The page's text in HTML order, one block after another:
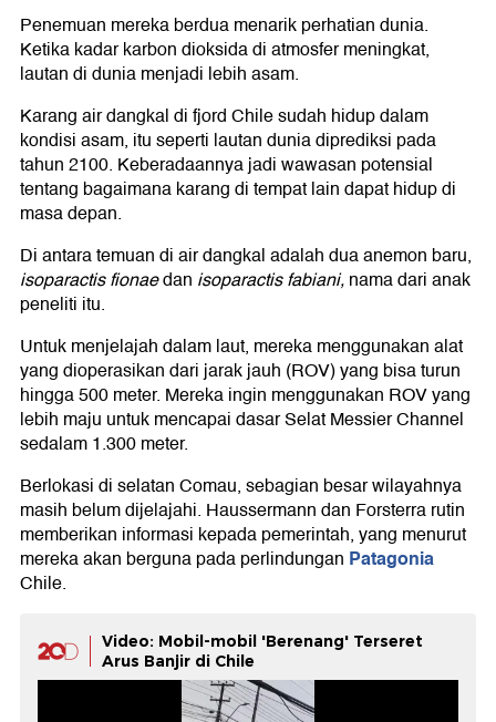
Penemuan mereka berdua menarik perhatian dunia.
Ketika kadar karbon dioksida di atmosfer meningkat,
lautan di dunia menjadi lebih asam.
Karang air dangkal di fjord Chile sudah hidup dalam
kondisi asam, itu seperti lautan dunia diprediksi pada
tahun 2100. Keberadaannya jadi wawasan potensial
tentang bagaimana karang di tempat lain dapat hidup di
masa depan.
Di antara temuan di air dangkal adalah dua anemon baru,
isoparactis fionaedan isoparactis fabiani,nama dari anak
peneliti itu.
Untuk menjelajah dalam laut, mereka menggunakan alat
yang dioperasikan dari jarak jauh (ROV) yang bisa turun
hingga 500 meter. Mereka ingin menggunakan ROV yang
lebih maju untuk mencapai dasar Selat Messier Channel
sedalam 1.300 meter.
Berlokasi di selatan Comau, sebagian besar wilayahnya
masih belum dijelajahi. Haussermann dan Forsterra rutin
memberikan informasi kepada pemerintah, yang menurut
mereka akan berguna pada perlindungan Patagonia
Chile.
Video: Mobil-mobil 'Berenang' Terseret
Arus Banjir di Chile